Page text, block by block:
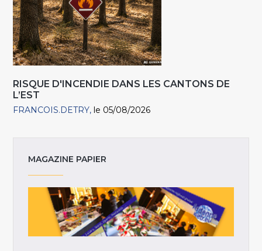
RISQUE D'INCENDIE DANS LES CANTONS DE
L’EST
FRANCOIS.DETRY le 05/08/2026
MAGAZINE PAPIER